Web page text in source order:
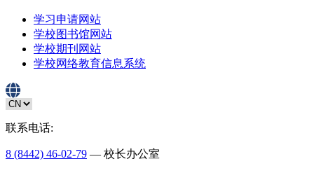
学习申请网站
学校图书馆网站
学校期刊网站
学校网络教育信息系统
联系电话:
8 (8442) 46-02-79 — 校长办公室